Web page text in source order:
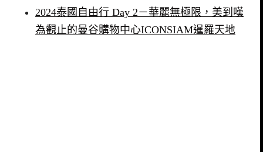
2024泰國自由行 Day 2－華麗無極限，美到嘆
為觀止的曼谷購物中心ICONSIAM暹羅天地